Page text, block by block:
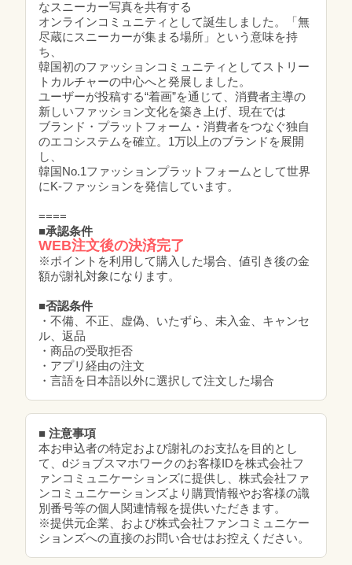
なスニーカー写真を共有する
オンラインコミュニティとして誕生しました。「無
尽蔵にスニーカーが集まる場所」という意味を持
ち、
韓国初のファッションコミュニティとしてストリー
トカルチャーの中心へと発展しました。
ユーザーが投稿する“着画”を通じて、消費者主導の
新しいファッション文化を築き上げ、現在では
ブランド・プラットフォーム・消費者をつなぐ独自
のエコシステムを確立。1万以上のブランドを展開
し、
韓国No.1ファッションプラットフォームとして世界
にK-ファッションを発信しています。
====
■承認条件
WEB注文後の決済完了
※ポイントを利用して購入した場合、値引き後の金
額が謝礼対象になります。
■否認条件
・不備、不正、虚偽、いたずら、未入金、キャンセ
ル、返品
・商品の受取拒否
・アプリ経由の注文
・言語を日本語以外に選択して注文した場合
■ 注意事項
本お申込者の特定および謝礼のお支払を目的とし
て、dジョブスマホワークのお客様IDを株式会社フ
ァンコミュニケーションズに提供し、株式会社ファ
ンコミュニケーションズより購買情報やお客様の識
別番号等の個人関連情報を提供いただきます。
※提供元企業、および株式会社ファンコミュニケー
ションズへの直接のお問い合せはお控えください。